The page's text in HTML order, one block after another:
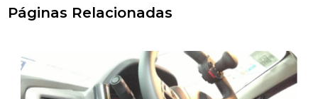
Páginas Relacionadas